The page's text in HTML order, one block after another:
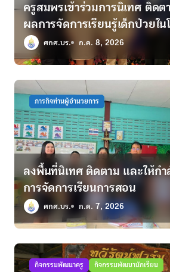
ครูสมพรเข้าร่วมการนิเทศ ติดต
ผลการจัดการเรียนรู้เด็กป่วยใน
ตามพระราชดำริฯ
ศกศ.บร. ก.ค. 8, 2026
ภารกิจท่านผู้อำนวยการ
ลงพื้นที่นิเทศ ติดตาม และให้กำ
การจัดการเรียนการสอน
ศกศ.บร. ก.ค. 7, 2026
กิจกรรมพัฒนาครู กิจกรรมพัฒนานักเรียน